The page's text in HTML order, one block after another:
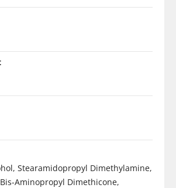
Stearamidopropyl Dimethylamine,
Aminopropyl Dimethicone,